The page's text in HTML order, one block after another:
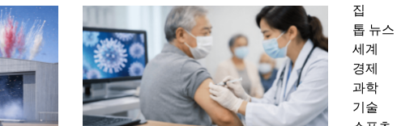
집
톱 뉴스
세계
경제
과학
기술